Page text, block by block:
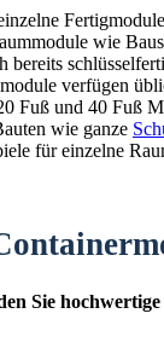
wie
bereits
verfügen
Fuß und 40 Fuß
wie ganze
für einzelne
Sie